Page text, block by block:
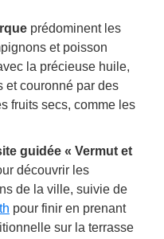
prédominent les
et poisson
la précieuse huile,
et couronné par des
fruits secs, comme les
guidée « Vermut et
découvrir les
de la ville, suivie de
pour finir en prenant
sur la terrasse